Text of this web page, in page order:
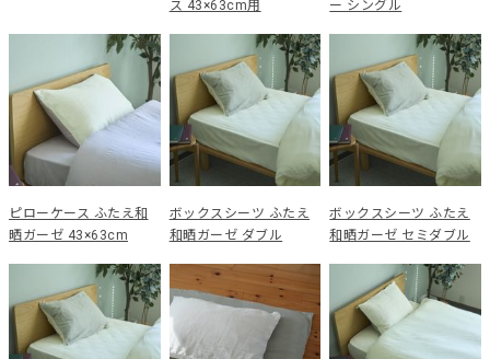
ス 43×63cm用
ー シングル
ピローケース ふたえ和
晒ガーゼ 43×63cm
ボックスシーツ ふたえ
和晒ガーゼ ダブル
ボックスシーツ ふたえ
和晒ガーゼ セミダブル